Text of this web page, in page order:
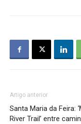
Artigo anterior
Santa Maria da Feira:
River Trail’ entre